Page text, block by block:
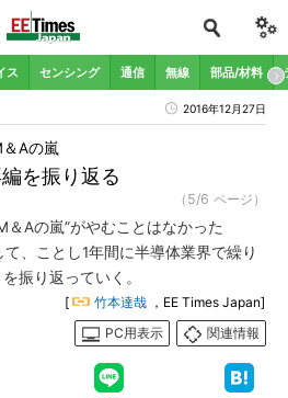
ス センシング 通信 無線 部品/材料
2016年12月27日
を振り返る
Aの嵐
（5/6 ページ）
＆Aの嵐”がやむことはなかった
、ことし1年間に半導体業界で繰り
振り返っていく。
[ 竹本達哉 ，EE Times Japan]
PC用表示
関連情報